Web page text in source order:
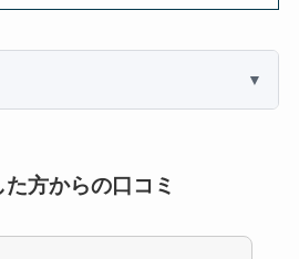
方からの口コミ